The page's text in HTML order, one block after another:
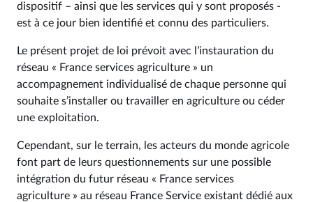
dispositif – ainsi que les services qui y sont proposés -
est à ce jour bien identifié et connu des particuliers.
Le présent projet de loi prévoit avec l’instauration du
réseau « France services agriculture » un
accompagnement individualisé de chaque personne qui
souhaite s’installer ou travailler en agriculture ou céder
une exploitation.
Cependant, sur le terrain, les acteurs du monde agricole
font part de leurs questionnements sur une possible
intégration du futur réseau « France services
agriculture » au réseau France Service existant dédié aux